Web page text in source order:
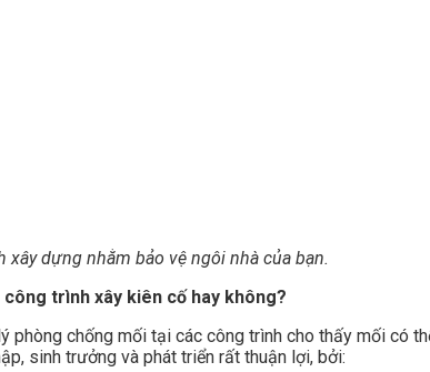
dựng nhằm bảo vệ ngôi nhà của bạn.
trình xây kiên cố hay không?
phòng chống mối tại các công trình cho thấy mối có
sinh trưởng và phát triển rất thuận lợi, bởi: